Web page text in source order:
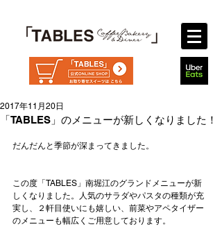
「TABLES」のメニューが新しくなりました！
2017年11月20日
だんだんと季節が深まってきました。
この度「TABLES」南堀江のグランドメニューが新
しくなりました。人気のサラダやパスタの種類が充
実し、２軒目使いにも嬉しい、前菜やアペタイザー
のメニューも幅広くご用意しております。